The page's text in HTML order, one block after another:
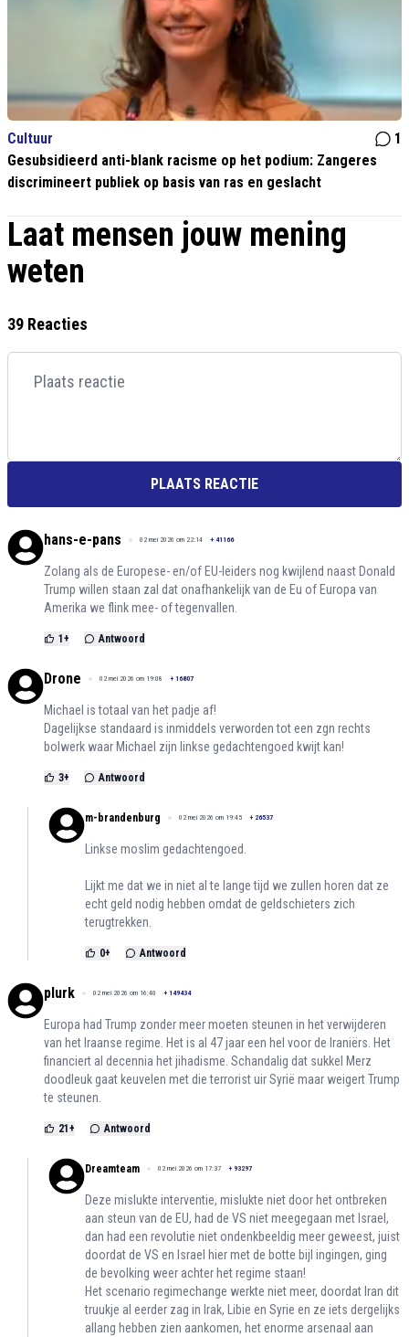
Cultuur
1
Gesubsidieerd anti-blank racisme op het podium: Zangeres
discrimineert publiek op basis van ras en geslacht
Laat mensen jouw mening
weten
39 Reacties
PLAATS REACTIE
hans-e-pans 02 mei 2026 om 22:14 + 41166
Zolang als de Europese- en/of EU-leiders nog kwijlend naast Donald
Trump willen staan zal dat onafhankelijk van de Eu of Europa van
Amerika we flink mee- of tegenvallen.
1 + Antwoord
Drone 02 mei 2026 om 19:08 + 16807
Michael is totaal van het padje af!
Dagelijkse standaard is inmiddels verworden tot een zgn rechts
bolwerk waar Michael zijn linkse gedachtengoed kwijt kan!
3+ Antwoord
m-brandenburg 02 mei 2026 om 19:45 + 26537
Linkse moslim gedachtengoed.
Lijkt me dat we in niet al te lange tijd we zullen horen dat ze
echt geld nodig hebben omdat de geldschieters zich
terugtrekken.
0+ Antwoord
plurk 02 mei 2026 om 16:40 + 149434
Europa had Trump zonder meer moeten steunen in het verwijderen
van het Iraanse regime. Het is al 47 jaar een hel voor de Iraniërs. Het
financiert al decennia het jihadisme. Schandalig dat sukkel Merz
doodleuk gaat keuvelen met die terrorist uir Syrië maar weigert Trump
te steunen.
21 + Antwoord
Dreamteam 02 mei 2026 om 17:37 + 93297
Deze mislukte interventie, mislukte niet door het ontbreken
aan steun van de EU, had de VS niet meegegaan met Israel,
dan had een revolutie niet ondenkbeeldig meer geweest, juist
doordat de VS en Israel hier met de botte bijl ingingen, ging
de bevolking weer achter het regime staan!
Het scenario regimechange werkte niet meer, doordat Iran dit
truukje al eerder zag in Irak, Libie en Syrie en ze iets dergelijks
allang hebben zien aankomen, het enorme arsenaal aan